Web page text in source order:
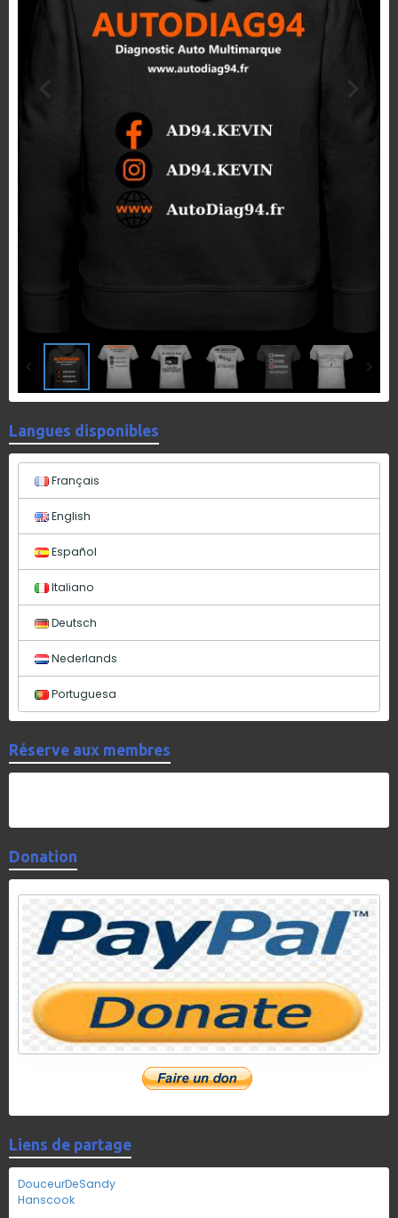
Langues disponibles
Français
English
Español
Italiano
Deutsch
Nederlands
Portuguesa
Réserve aux membres
Donation
Liens de partage
DouceurDeSandy
Hanscook